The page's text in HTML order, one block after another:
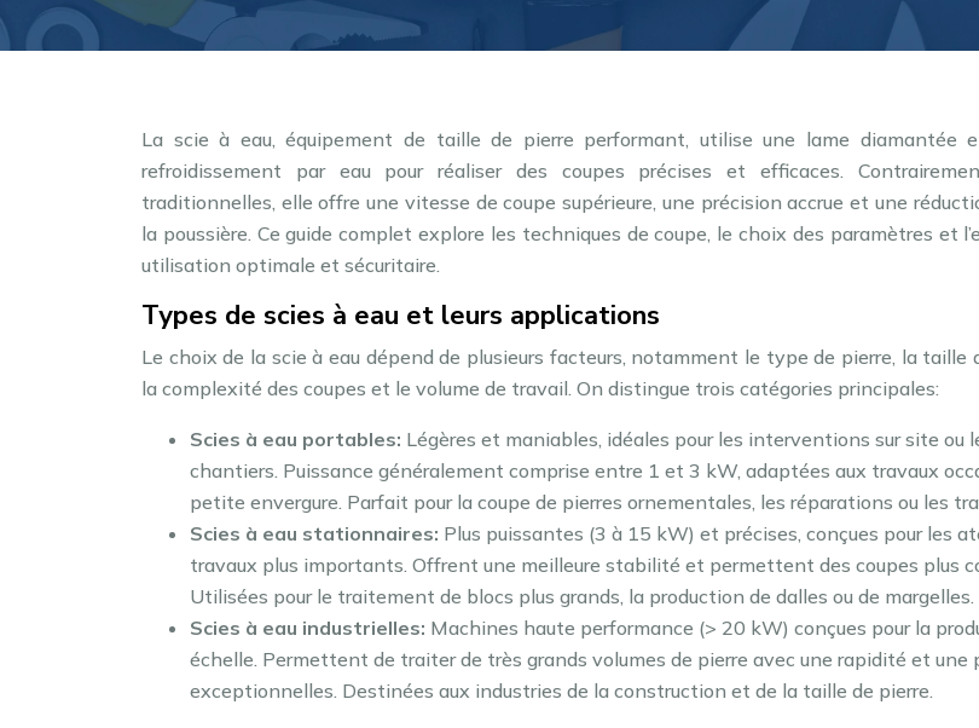
La scie à eau, équipement de taille de pierre performant, utilise une lame diamantée
refroidissement par eau pour réaliser des coupes précises et efficaces.
traditionnelles, elle offre une vitesse de coupe supérieure, une précision accrue et une
la poussière. Ce guide complet explore les techniques de coupe, le choix des paramètres et
utilisation optimale et sécuritaire.
Types de scies à eau et leurs applications
Le choix de la scie à eau dépend de plusieurs facteurs, notamment le type de pierre, la taille
la complexité des coupes et le volume de travail. On distingue trois catégories principales:
Scies à eau portables: Légères et maniables, idéales pour les interventions sur site ou
chantiers. Puissance généralement comprise entre 1 et 3 kW, adaptées aux travaux
petite envergure. Parfait pour la coupe de pierres ornementales, les réparations ou les
Scies à eau stationnaires: Plus puissantes (3 à 15 kW) et précises, conçues pour les
travaux plus importants. Offrent une meilleure stabilité et permettent des coupes plus
Utilisées pour le traitement de blocs plus grands, la production de dalles ou de margelles.
Scies à eau industrielles: Machines haute performance (> 20 kW) conçues pour la
échelle. Permettent de traiter de très grands volumes de pierre avec une rapidité et une
exceptionnelles. Destinées aux industries de la construction et de la taille de pierre.